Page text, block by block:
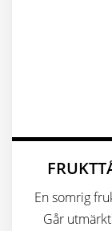
En somrig
Går